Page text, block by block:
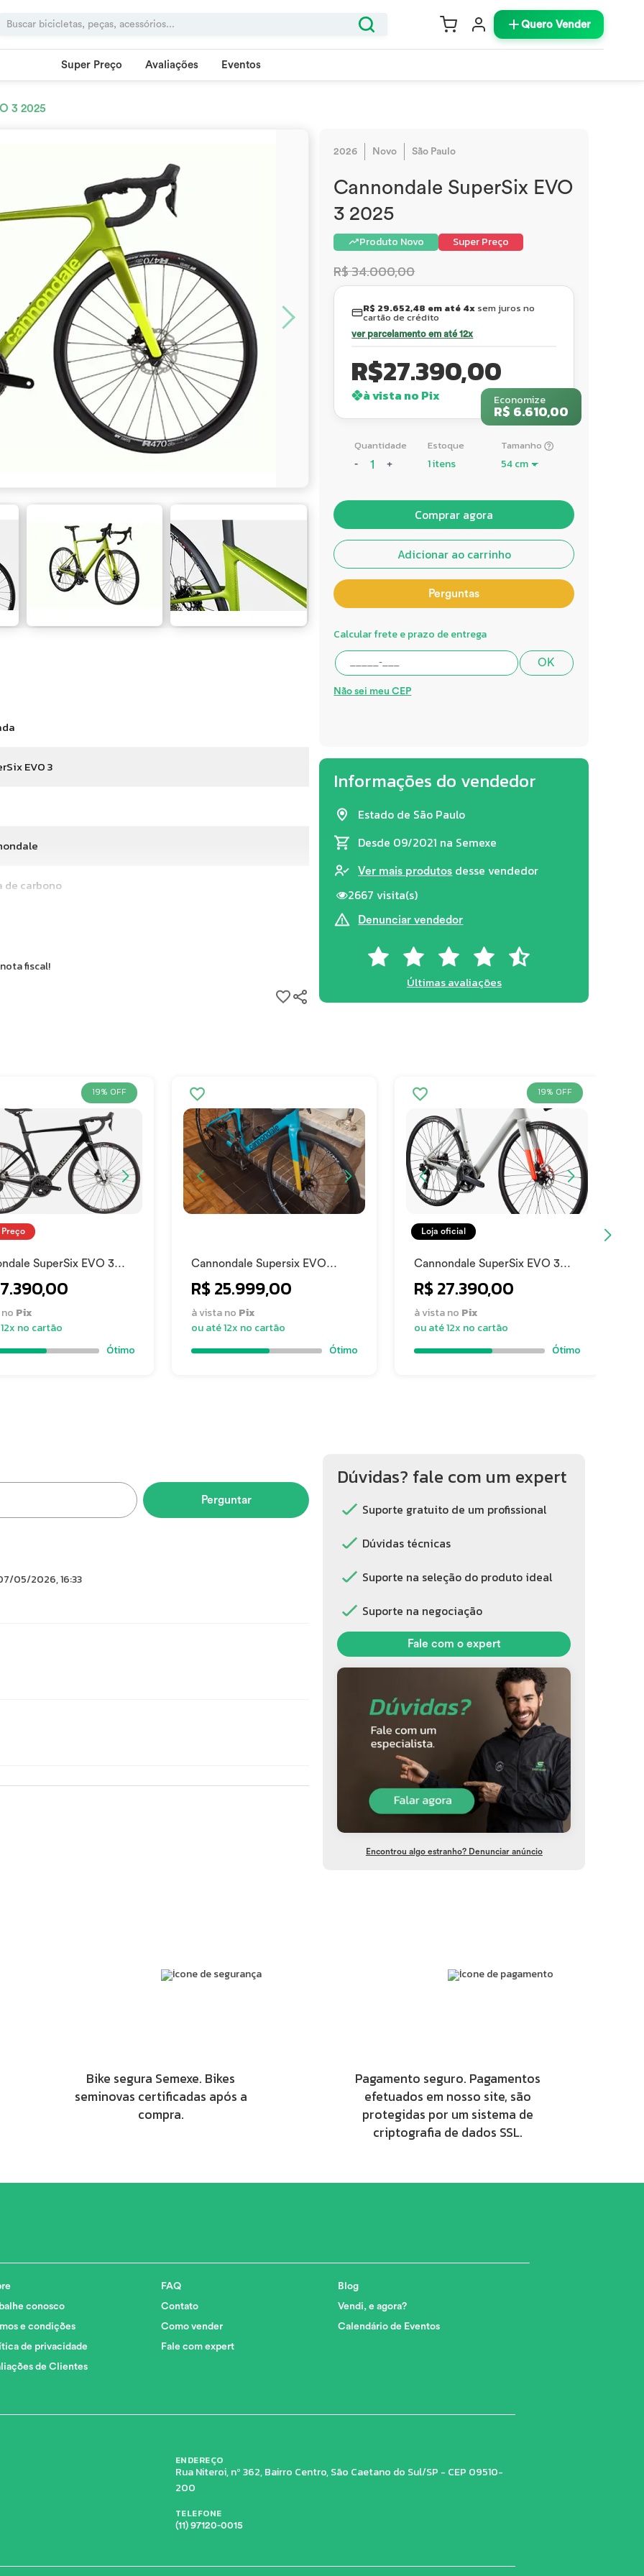
Quero Vender
Super Preço Avaliações Eventos
3 2025
EVO 3
de carbono
fiscal!
12x142 Syntace thru-axle, BSA 68mm threaded BB, flat mount
thru-axle, flat mount disc, internal routing, 1-1/8’ to 1-1/4’
400, 12x142mm centerlock
offset (51-61cm)
2026 Novo São Paulo
Cannondale SuperSix EVO
3 2025
Produto Novo Super Preço
R$ 34.000,00
R$ 29.652,48 em até 4xsem juros no
cartão de crédito
ver parcelamento em até 12x
R$27.390,00
à vista no Pix Economize
R$ 6.610,00
Quantidade
- +
Estoque
1 itens
Tamanho
Comprar agora
Adicionar ao carrinho
Perguntas
Calcular frete e prazo de entrega
OK
Não sei meu CEP
Informações do vendedor
Estado de São Paulo
Desde 09/2021 na Semexe
Ver mais produtos desse vendedor
2667 visita(s)
Denunciar vendedor
Últimas avaliações
19% OFF
Preço
SuperSix EVO 3
Pix
no cartão
Ótimo
Cannondale Supersix EVO
R$ 25.999,00
à vista no Pix
ou até 12x no cartão
Ótimo
19% OFF
Loja oficial
Cannondale SuperSix EVO 3
R$ 27.390,00
à vista no Pix
ou até 12x no cartão
Ótimo
Perguntar
05/2026, 16:33
Dúvidas? fale com um expert
Suporte gratuito de um profissional
Dúvidas técnicas
Suporte na seleção do produto ideal
Suporte na negociação
Fale com o expert
Encontrou algo estranho? Denunciar anúncio
Bike segura Semexe. Bikes
seminovas certificadas após a
compra.
Pagamento seguro. Pagamentos
efetuados em nosso site, são
protegidas por um sistema de
criptografia de dados SSL.
conosco
e condições
de privacidade
de Clientes
FAQ
Contato
Como vender
Fale com expert
Blog
Vendi, e agora?
Calendário de Eventos
ENDEREÇO
Rua Niteroi, nº 362, Bairro Centro, São Caetano do Sul/SP - CEP 09510-
200
TELEFONE
(11) 97120-0015